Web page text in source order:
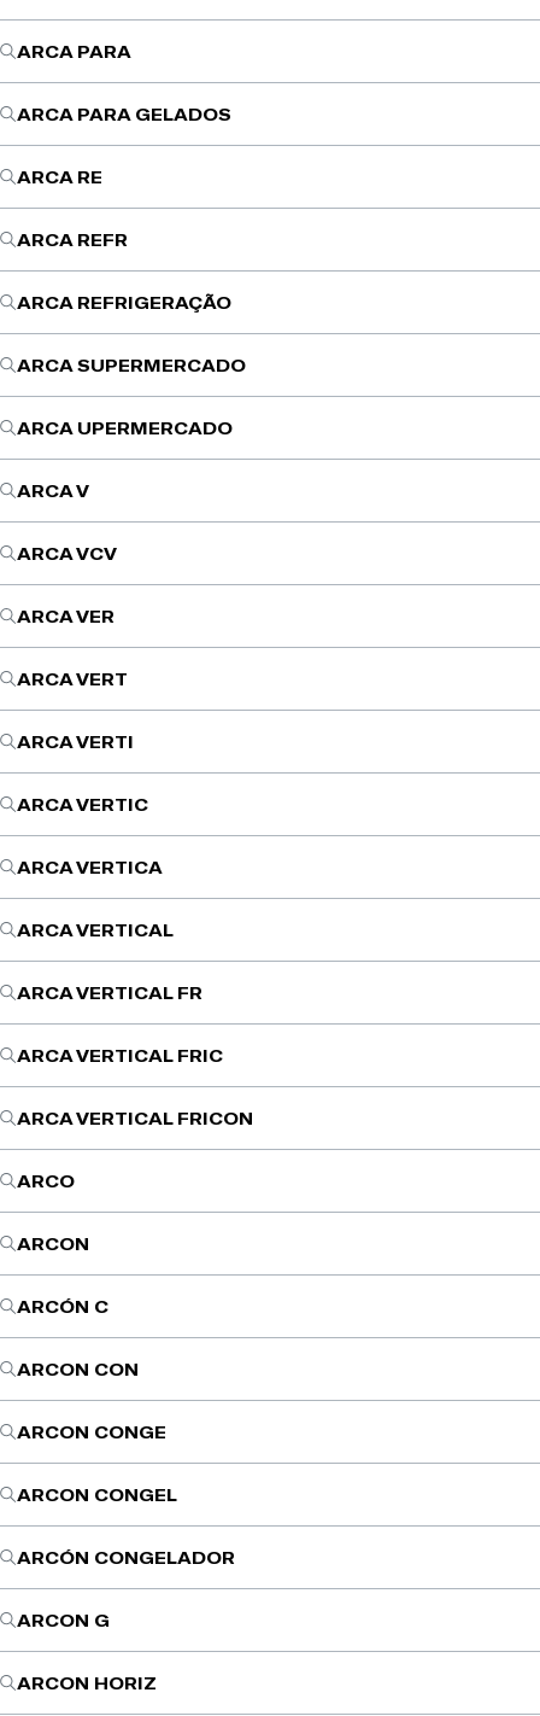
ARCA PARA
ARCA PARA GELADOS
ARCA RE
ARCA REFR
ARCA REFRIGERAÇÃO
ARCA SUPERMERCADO
ARCA UPERMERCADO
ARCA V
ARCA VCV
ARCA VER
ARCA VERT
ARCA VERTI
ARCA VERTIC
ARCA VERTICA
ARCA VERTICAL
ARCA VERTICAL FR
ARCA VERTICAL FRIC
ARCA VERTICAL FRICON
ARCO
ARCON
ARCÓN C
ARCON CON
ARCON CONGE
ARCON CONGEL
ARCÓN CONGELADOR
ARCON G
ARCON HORIZ